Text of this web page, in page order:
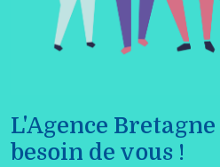
L'Agence Bretagne
besoin de vous !